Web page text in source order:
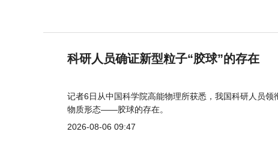
科研人员确证新型粒子“胶球”的存在
记者6日从中国科学院高能物理所获悉，我国科研人员
物质形态——胶球的存在。
2026-08-06 09:47